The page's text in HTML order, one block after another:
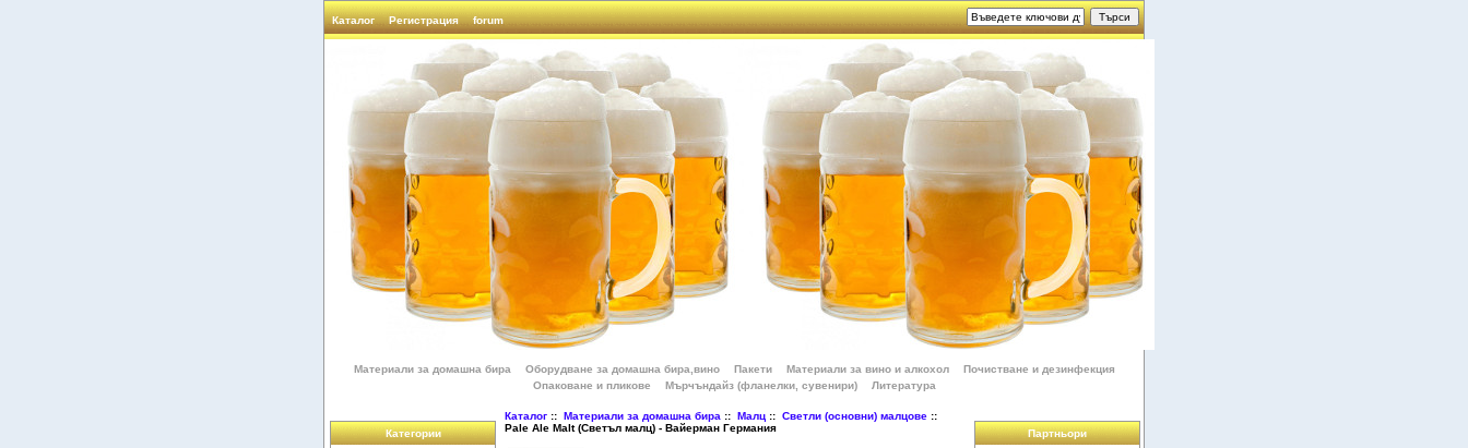
Каталог Регистрация forum
Материали за домашна бира Оборудване за домашна бира,вино Пакети Материали за вино и алкохол
Почистване и дезинфекция
Опаковане и пликове
Мърчъндайз (фланелки, сувенири) Литература
Категории
Каталог:: Материали за домашна бира :: Малц:: Светли (основни) малцове::
Pale Ale Malt (Светъл малц) - Вайерман Германия
Партньори